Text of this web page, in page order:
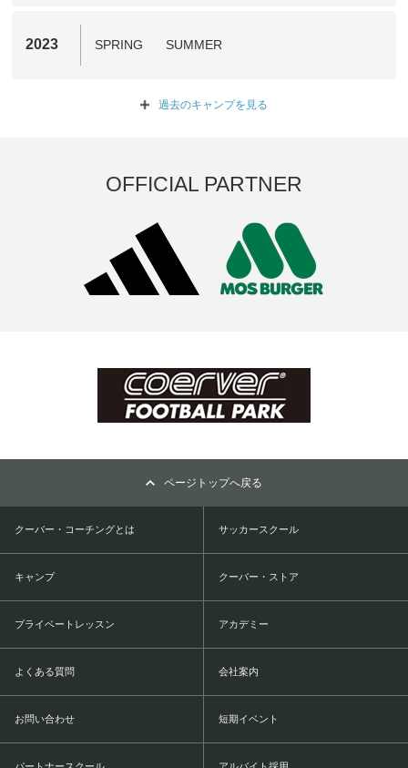
2023 SPRING SUMMER
過去のキャンプを 見る
OFFICIAL PARTNER
ページトップへ戻る
クーバー・コーチングとは サッカースクール
キャンプ クーバー・ストア
プライベートレッスン アカデミー
よくある質問 会社案内
お問い合わせ 短期イベント